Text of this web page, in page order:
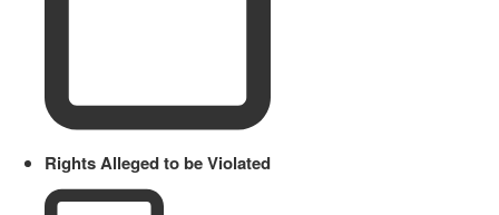
Rights Alleged to be Violated